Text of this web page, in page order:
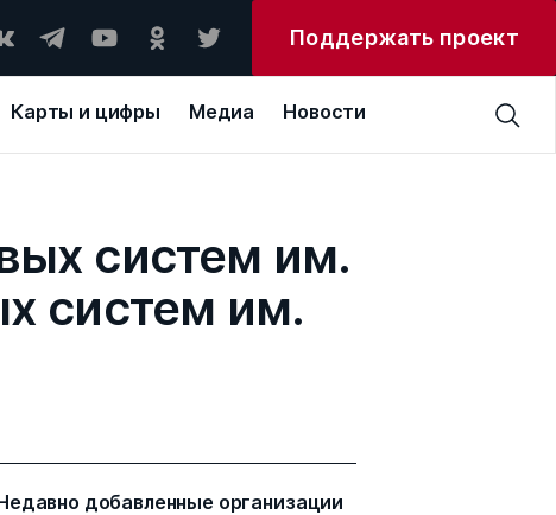
Поддержать проект
Карты и цифры Медиа Новости
систем им.
систем им.
добавленные организации